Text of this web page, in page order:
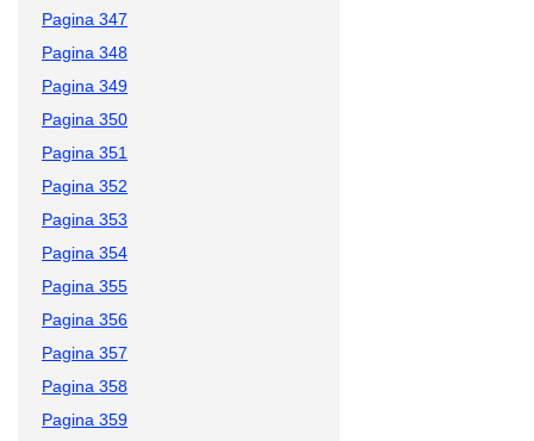
Pagina 347
Pagina 348
Pagina 349
Pagina 350
Pagina 351
Pagina 352
Pagina 353
Pagina 354
Pagina 355
Pagina 356
Pagina 357
Pagina 358
Pagina 359